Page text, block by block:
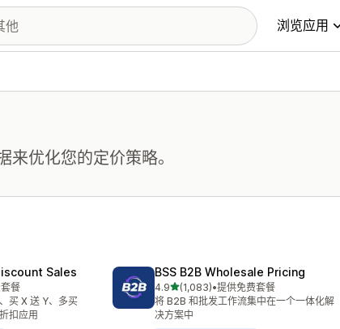
浏览应用
优化您的定价策略。
Sales
餐
买 X 送 Y、多买
扣应用
BSS B2B Wholesale Pricing
4.9星（满分 5 星）
(1,083)
总共 1083 条评论
•提供免费套餐
将 B2B 和批发工作流集中在一个一体化解
决方案中